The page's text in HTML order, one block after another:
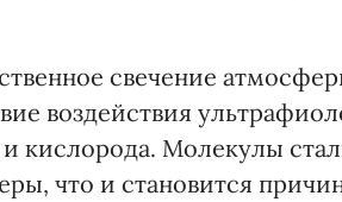
свечение
воздействия
кислорода. Молекулы
что и становится